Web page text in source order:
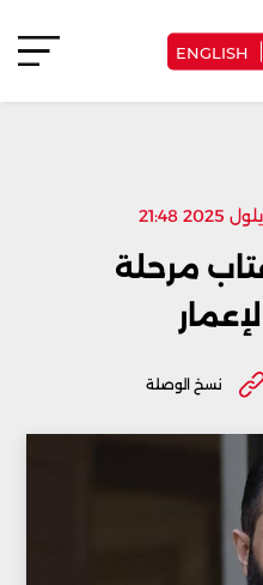
ENGLISH
مرحلة
نسخ الوصلة